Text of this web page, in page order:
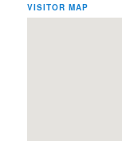
VISITOR MAP